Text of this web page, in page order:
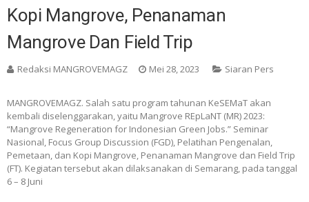
Kopi Mangrove, Penanaman
Mangrove Dan Field Trip
Redaksi MANGROVEMAGZ Mei 28, 2023 Siaran Pers
MANGROVEMAGZ. Salah satu program tahunan KeSEMaT akan
kembali diselenggarakan, yaitu Mangrove REpLaNT (MR) 2023:
“Mangrove Regeneration for Indonesian Green Jobs.” Seminar
Nasional, Focus Group Discussion (FGD), Pelatihan Pengenalan,
Pemetaan, dan Kopi Mangrove, Penanaman Mangrove dan Field Trip
(FT). Kegiatan tersebut akan dilaksanakan di Semarang, pada tanggal
6 – 8 Juni